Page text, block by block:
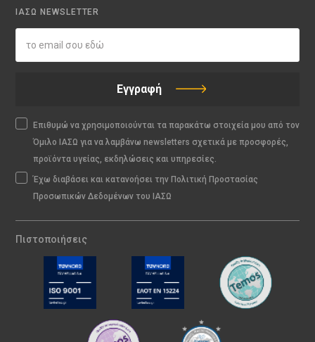
ΙΑΣΩ NEWSLETTER
Εγγραφή
Επιθυμώ να χρησιμοποιούνται τα παρακάτω στοιχεία μου από τον
Όμιλο ΙΑΣΩ για να λαμβάνω newsletters σχετικά με προσφορές,
προϊόντα υγείας, εκδηλώσεις και υπηρεσίες.
Έχω διαβάσει και κατανοήσει την Πολιτική Προστασίας
Προσωπικών Δεδομένων του ΙΑΣΩ
Πιστοποιήσεις